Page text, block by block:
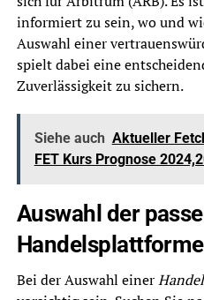
informiert zu sein, wo und
Auswahl einer
spielt dabei eine
Zuverlässigkeit zu sichern.
Siehe auch Aktueller
FET Kurs Prognose
Auswahl der
Bei der Auswahl einer